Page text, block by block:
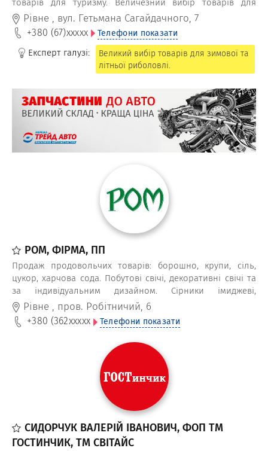
риболовлі — найкращий подарунок для рибалок: снасті,
вудки, спінінги, приманки, надувні човни, палатки,
спецодяг, сумки-холодильники тощо. Мотори та надувні
човни, камери й ехолоти за вигідною ціною.
Рівне , вул. Гетьмана Сагайдачного, 7
+380 (67)xxxxx Телефони показати
Експерт галузі:
Великий вибір товарів для зимової та
літньої риболовлі.
РОМ, ФІРМА, ПП
Продаж продовольчих товарів: борошно, крупи, сіль,
цукор, харчова сода. Побутові свічі, декоративні свічі та
за індивідуальним дизайном. Сірники імиджеві,
господарські, камінні та газові.
Рівне , пров. Робітничий, 6
+380 (362xxxxx Телефони показати
СИДОРЧУК ВАЛЕРІЙ ІВАНОВИЧ, ФОП ТМ
ГОСТИНЧИК, ТМ СВІТАЙС